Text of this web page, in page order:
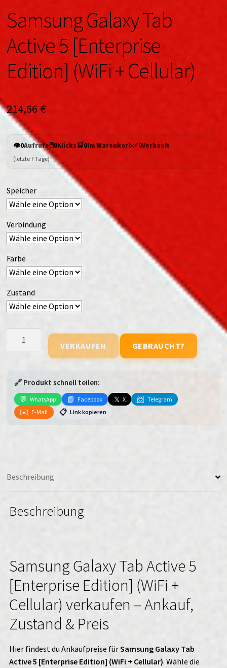
Samsung Galaxy Tab
Active 5 [Enterprise
Edition] (WiFi + Cellular)
214,66 €
👁️0Aufrufe🖱️0Klicks🛒0Im Warenkorb✅0Verkauft
(letzte 7 Tage)
Speicher
Verbindung
Farbe
Zustand
[Enterprise
Edition]
VERKAUFEN GEBRAUCHT?
🔗 Produkt schnell teilen:
💬 WhatsApp 📘 Facebook 𝕏 X 📨 Telegram
✉️ E-Mail 📋 Link kopieren
Beschreibung
Beschreibung
Samsung Galaxy Tab Active 5
[Enterprise Edition] (WiFi +
Cellular) verkaufen – Ankauf,
Zustand & Preis
Hier findest du Ankaufpreise fürSamsung Galaxy Tab
Active 5 [Enterprise Edition] (WiFi + Cellular). Wähle die